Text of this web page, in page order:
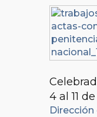
4 al 11